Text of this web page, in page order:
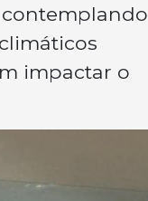
impactar o